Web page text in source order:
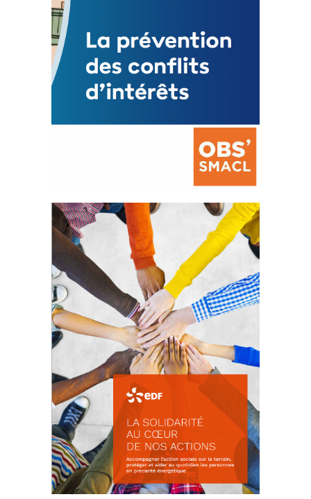
La prévention des conflits
d’intérêts
18 septembre 2023
FEUILLETER